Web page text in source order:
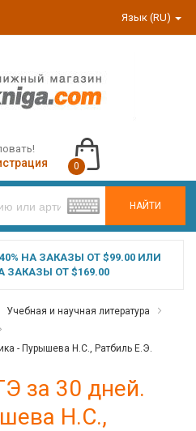
Язык (RU)
НАЙТИ
0
НА ЗАКАЗЫ ОТ $99.00 ИЛИ
ЗАКАЗЫ ОТ $169.00
Учебная и научная литература
- Пурышева Н.С., Ратбиль Е.Э.
за 30 дней.
Н.С.,